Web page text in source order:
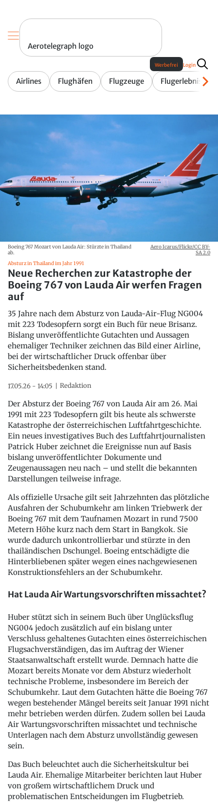
Aerotelegraph logo
Airlines Flughäfen Flugzeuge Flugerlebnis
Werbefrei Login
Boeing 767 Mozart von Lauda Air: Stürzte in Thailand
ab.
Aero Icarus/Flickr/CC BY-
SA 2.0
Absturz in Thailand im Jahr 1991
Neue Recherchen zur Katastrophe der
Boeing 767 von Lauda Air werfen Fragen
auf
35 Jahre nach dem Absturz von Lauda-Air-Flug NG004
mit 223 Todesopfern sorgt ein Buch für neue Brisanz.
Bislang unveröffentlichte Gutachten und Aussagen
ehemaliger Techniker zeichnen das Bild einer Airline,
bei der wirtschaftlicher Druck offenbar über
Sicherheitsbedenken stand.
17.05.26 - 14:05 Redaktion
Der Absturz der Boeing 767 von Lauda Air am 26. Mai
1991 mit 223 Todesopfern gilt bis heute als schwerste
Katastrophe der österreichischen Luftfahrtgeschichte.
Ein neues investigatives Buch des Luftfahrtjournalisten
Patrick Huber zeichnet die Ereignisse nun auf Basis
bislang unveröffentlichter Dokumente und
Zeugenaussagen neu nach – und stellt die bekannten
Darstellungen teilweise infrage.
Als offizielle Ursache gilt seit Jahrzehnten das plötzliche
Ausfahren der Schubumkehr am linken Triebwerk der
Boeing 767 mit dem Taufnamen Mozart in rund 7500
Metern Höhe kurz nach dem Start in Bangkok. Sie
wurde dadurch unkontrollierbar und stürzte in den
thailändischen Dschungel. Boeing entschädigte die
Hinterbliebenen später wegen eines nachgewiesenen
Konstruktionsfehlers an der Schubumkehr.
Hat Lauda Air Wartungsvorschriften missachtet?
Huber stützt sich in seinem Buch über Unglücksflug
NG004 jedoch zusätzlich auf ein bislang unter
Verschluss gehaltenes Gutachten eines österreichischen
Flugsachverständigen, das im Auftrag der Wiener
Staatsanwaltschaft erstellt wurde. Demnach hatte die
Mozart bereits Monate vor dem Absturz wiederholt
technische Probleme, insbesondere im Bereich der
Schubumkehr. Laut dem Gutachten hätte die Boeing 767
wegen bestehender Mängel bereits seit Januar 1991 nicht
mehr betrieben werden dürfen. Zudem sollen bei Lauda
Air Wartungsvorschriften missachtet und technische
Unterlagen nach dem Absturz unvollständig gewesen
sein.
Das Buch beleuchtet auch die Sicherheitskultur bei
Lauda Air. Ehemalige Mitarbeiter berichten laut Huber
von großem wirtschaftlichem Druck und
problematischen Entscheidungen im Flugbetrieb.